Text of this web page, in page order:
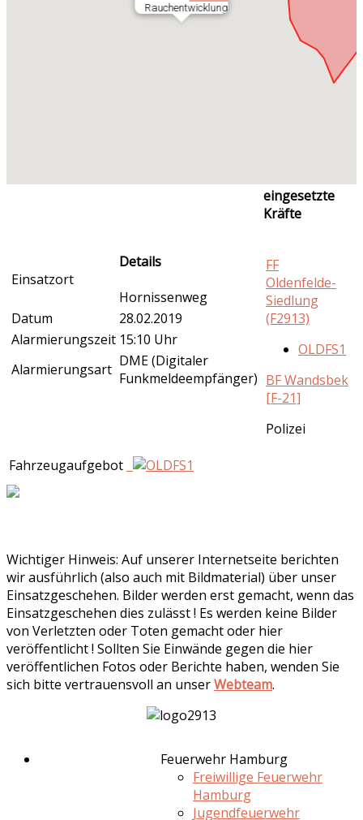
Rauchentwicklung
Einsatzort
Details
Hornissenweg
Datum
28.02.2019
Alarmierungszeit 15:10 Uhr
Alarmierungsart DME (Digitaler
Funkmeldeempfänger)
eingesetzte
Kräfte
FF
Oldenfelde-
Siedlung
(F2913)
OLDFS1
BF Wandsbek
[F-21]
Polizei
Fahrzeugaufgebot
Wichtiger Hinweis: Auf unserer Internetseite berichten
wir ausführlich (also auch mit Bildmaterial) über unser
Einsatzgeschehen. Bilder werden erst gemacht, wenn das
Einsatzgeschehen dies zulässt ! Es werden keine Bilder
von Verletzten oder Toten gemacht oder hier
veröffentlicht ! Sollten Sie Einwände gegen die hier
veröffentlichen Fotos oder Berichte haben, wenden Sie
sich bitte vertrauensvoll an unserWebteam.
Feuerwehr Hamburg
Freiwillige Feuerwehr
Hamburg
Jugendfeuerwehr